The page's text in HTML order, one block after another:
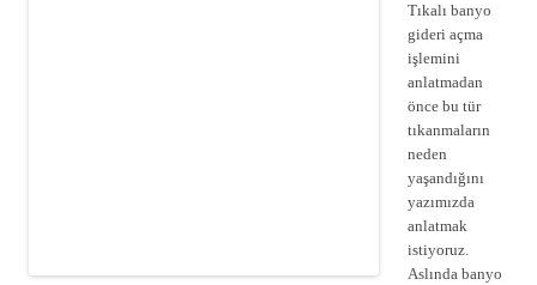
Tıkalı banyo
gideri açma
işlemini
anlatmadan
önce bu tür
tıkanmaların
neden
yaşandığını
yazımızda
anlatmak
istiyoruz.
Aslında banyo